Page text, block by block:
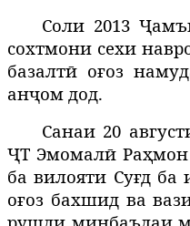
Соли 2013
сохтмони сехи
базалтӣ оғоз
анҷом дод.
Санаи 20
ҶТ Эмомалӣ Раҳмон
ба вилояти Суғд ба
оғоз бахшид ва